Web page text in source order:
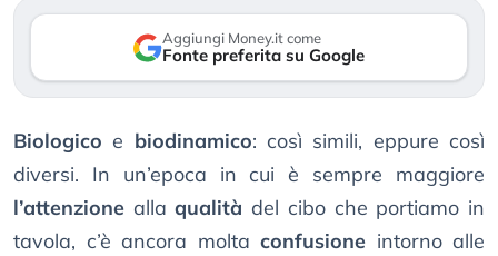
Aggiungi Money.it come
Fonte preferita su Google
Biologico e biodinamico: così simili, eppure così
diversi. In un’epoca in cui è sempre maggiore
l’attenzione allaqualità del cibo che portiamo in
tavola, c’è ancora molta confusione intorno alle